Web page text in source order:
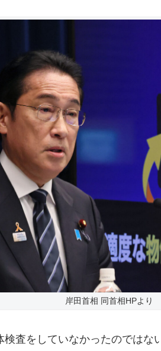
岸田首相 同首相HPより
検査をしていなかったのではな